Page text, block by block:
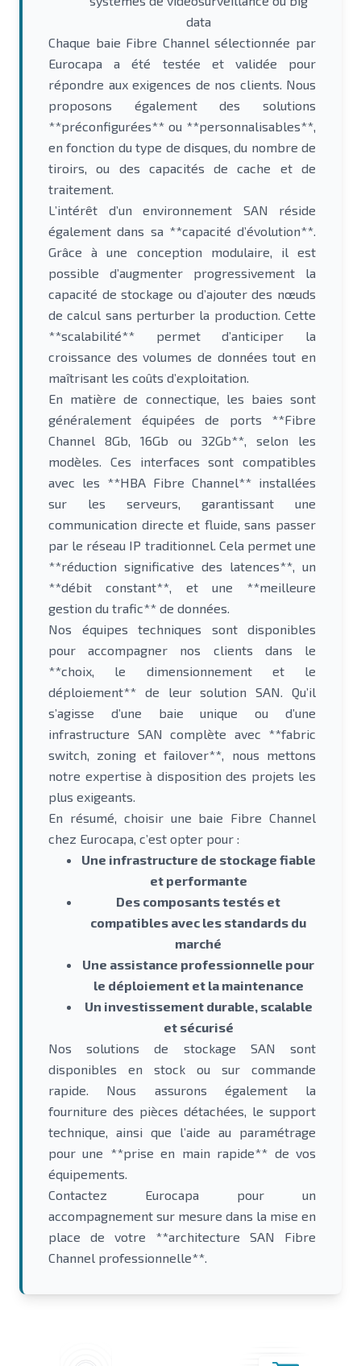
data
Chaque baie Fibre Channel sélectionnée par
Eurocapa a été testée et validée pour
répondre aux exigences de nos clients. Nous
proposons également des solutions
**préconfigurées** ou **personnalisables**,
en fonction du type de disques, du nombre de
tiroirs, ou des capacités de cache et de
traitement.
L’intérêt d’un environnement SAN réside
également dans sa **capacité d’évolution**.
Grâce à une conception modulaire, il est
possible d’augmenter progressivement la
capacité de stockage ou d’ajouter des nœuds
de calcul sans perturber la production. Cette
**scalabilité** permet d’anticiper la
croissance des volumes de données tout en
maîtrisant les coûts d’exploitation.
En matière de connectique, les baies sont
généralement équipées de ports **Fibre
Channel 8Gb, 16Gb ou 32Gb**, selon les
modèles. Ces interfaces sont compatibles
avec les **HBA Fibre Channel** installées
sur les serveurs, garantissant une
communication directe et fluide, sans passer
par le réseau IP traditionnel. Cela permet une
**réduction significative des latences**, un
**débit constant**, et une **meilleure
gestion du trafic** de données.
Nos équipes techniques sont disponibles
pour accompagner nos clients dans le
**choix, le dimensionnement et le
déploiement** de leur solution SAN. Qu’il
s’agisse d’une baie unique ou d’une
infrastructure SAN complète avec **fabric
switch, zoning et failover**, nous mettons
notre expertise à disposition des projets les
plus exigeants.
En résumé, choisir une baie Fibre Channel
chez Eurocapa, c’est opter pour :
Une infrastructure de stockage fiable
et performante
Des composants testés et
compatibles avec les standards du
marché
Une assistance professionnelle pour
le déploiement et la maintenance
Un investissement durable, scalable
et sécurisé
Nos solutions de stockage SAN sont
disponibles en stock ou sur commande
rapide. Nous assurons également la
fourniture des pièces détachées, le support
technique, ainsi que l’aide au paramétrage
pour une **prise en main rapide** de vos
équipements.
Contactez Eurocapa pour un
accompagnement sur mesure dans la mise en
place de votre **architecture SAN Fibre
Channel professionnelle**.